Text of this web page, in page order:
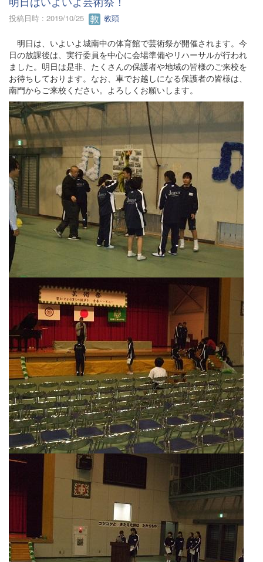
投稿日時 : 2019/10/25 教頭
明日は、いよいよ城南中の体育館で芸術祭が開催されます。今
日の放課後は、実行委員を中心に会場準備やリハーサルが行われ
ました。明日は是非、たくさんの保護者や地域の皆様のご来校を
お待ちしております。なお、車でお越しになる保護者の皆様は、
南門からご来校ください。よろしくお願いします。